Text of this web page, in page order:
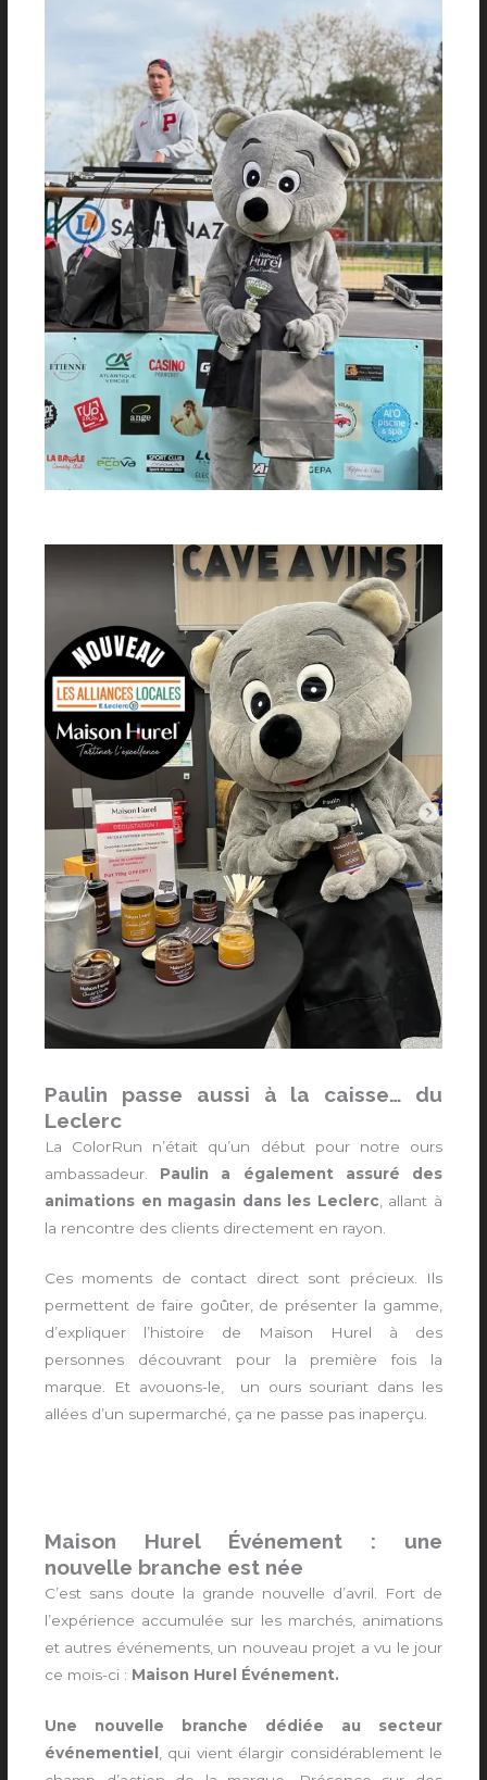
Paulin passe aussi à la caisse… du
Leclerc
La ColorRun n’était qu’un début pour notre ours
ambassadeur. Paulin a également assuré des
animations en magasin dans les Leclerc , allant à
la rencontre des clients directement en rayon.
Ces moments de contact direct sont précieux. Ils
permettent de faire goûter, de présenter la gamme,
d’expliquer l’histoire de Maison Hurel à des
personnes découvrant pour la première fois la
marque. Et avouons-le, un ours souriant dans les
allées d’un supermarché, ça ne passe pas inaperçu.
Maison Hurel Événement : une
nouvelle branche est née
C’est sans doute la grande nouvelle d’avril. Fort de
l’expérience accumulée sur les marchés, animations
et autres événements, un nouveau projet a vu le jour
ce mois-ci : Maison Hurel Événement.
Une nouvelle branche dédiée au secteur
événementiel , qui vient élargir considérablement le